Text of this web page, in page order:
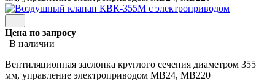
Цена по запросу
В наличии
Вентиляционная заслонка круглого сечения диаметром 355
мм, управление электроприводом МВ24, МВ220